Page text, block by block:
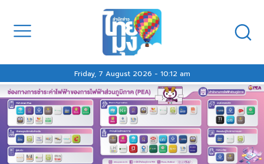
Friday, 7 August 2026 - 10:12 am